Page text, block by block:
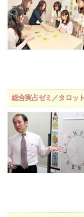
総合実占ゼミ／タロッ